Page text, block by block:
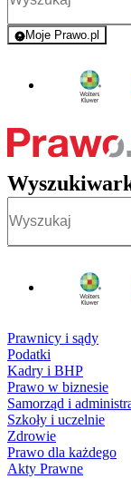
Moje Prawo.pl
- rejestracja i
Prawnicy i sądy
Podatki
Kadry i BHP
Prawo w biznesie
Samorząd i
Szkoły i uczelnie
Zdrowie
Prawo dla każdego
Akty Prawne